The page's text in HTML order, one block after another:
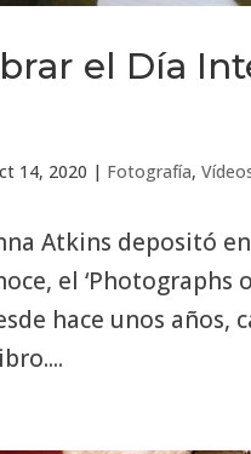
el Día
14, 2020 | Fotografía,
Atkins depositó
el ‘Photographs
hace unos años,